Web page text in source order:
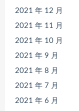
2021 年 12 月
2021 年 11 月
2021 年 10 月
2021 年 9 月
2021 年 8 月
2021 年 7 月
2021 年 6 月